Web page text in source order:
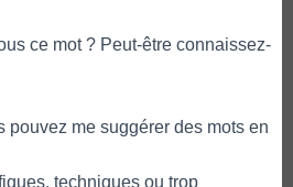
ce mot ? Peut-être connaissez-
pouvez me suggérer des mots en
techniques ou trop